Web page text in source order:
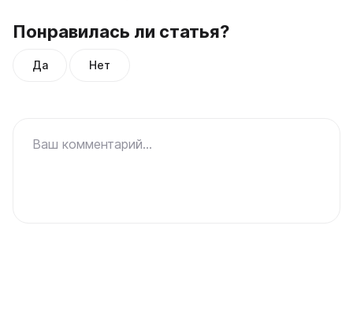
Понравилась ли статья?
Да Нет
Ваш комментарий...